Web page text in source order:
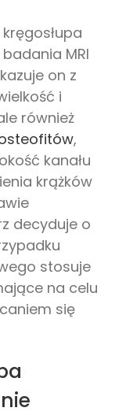
MRI
on z
i
również
,
kanału
krążków
decyduje o
stosuje
na celu
się